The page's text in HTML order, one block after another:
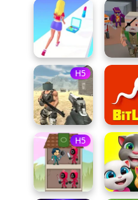
H5
H5